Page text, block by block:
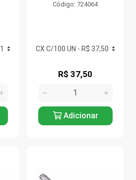
Código: 724064
R$ 37,50
Adicionar